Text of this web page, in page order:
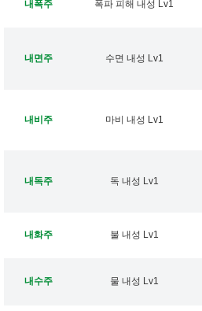
내폭주 폭파 피해 내성 Lv1
내면주 수면 내성 Lv1
내비주 마비 내성 Lv1
내독주 독 내성 Lv1
내화주 불 내성 Lv1
내수주 물 내성 Lv1